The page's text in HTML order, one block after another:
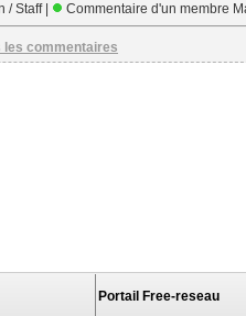
/ Staff | Commentaire d'un membre
les commentaires
Portail Free-reseau